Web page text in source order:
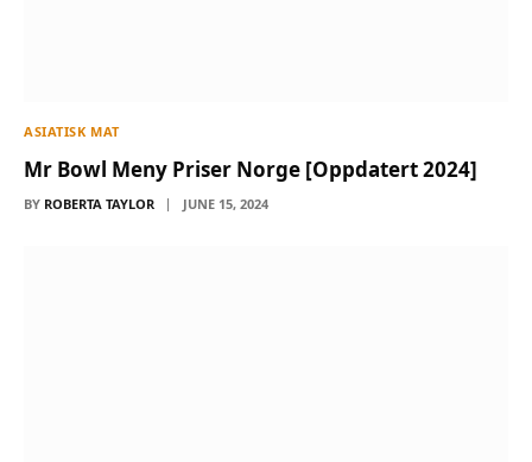
ASIATISK MAT
Mr Bowl Meny Priser Norge [Oppdatert 2024]
BY ROBERTA TAYLOR JUNE 15, 2024